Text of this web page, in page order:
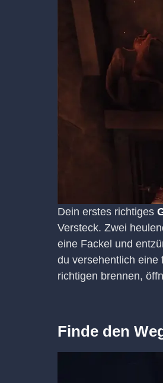
Dein erstes richtiges
Versteck. Zwei
eine Fackel und
du versehentlich eine
richtigen brennen,
Finde den